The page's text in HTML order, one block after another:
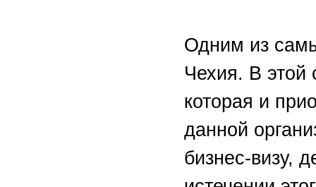
Одним из
Чехия. В этой
которая и
данной
бизнес-визу,